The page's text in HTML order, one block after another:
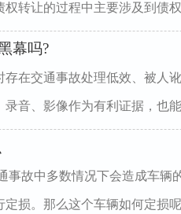
转让的过程中主要涉及到债
幕吗?
在交通事故处理低效、被人
音、影像作为有利证据，也
事故中多数情况下会造成车辆
损。那么这个车辆如何定损